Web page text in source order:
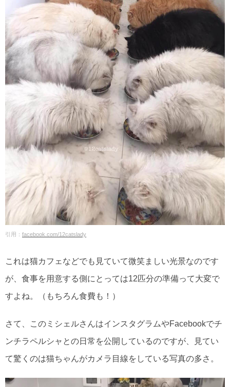
引用： facebook.com/12catslady
これは猫カフェなどでも見ていて微笑ましい光景なのです
が、食事を用意する側にとっては12匹分の準備って大変で
すよね。（もちろん食費も！）
さて、このミシェルさんはインスタグラムやFacebookでチ
ンチラペルシャとの日常を公開しているのですが、見てい
て驚くのは猫ちゃんがカメラ目線をしている写真の多さ。